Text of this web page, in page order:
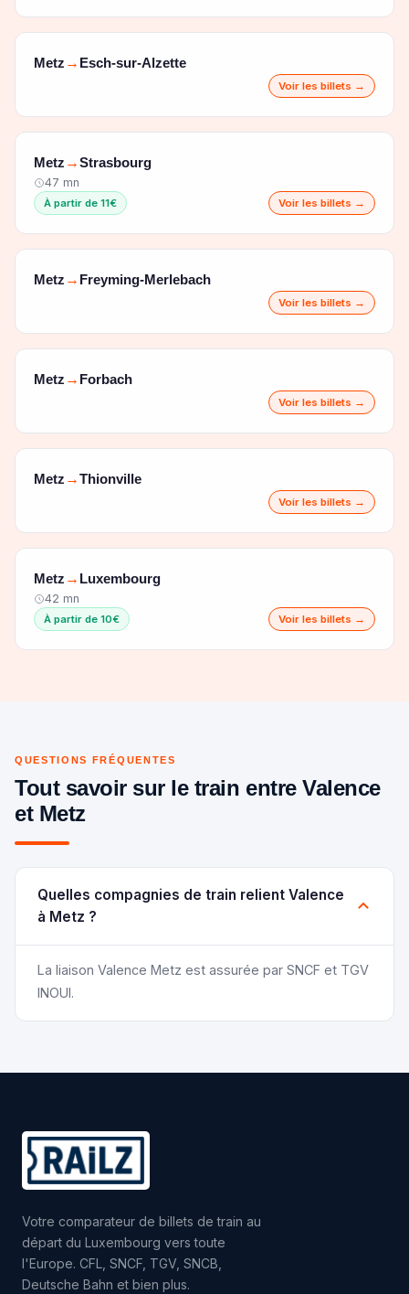
Metz → Esch-sur-Alzette
Voir les billets →
Metz →Strasbourg
47 mn
À partir de 11€ Voir les billets →
Metz → Freyming-Merlebach
Voir les billets →
Metz → Forbach
Voir les billets →
Metz →Thionville
Voir les billets →
Metz → Luxembourg
42 mn
À partir de 10€ Voir les billets →
QUESTIONS FRÉQUENTES
Tout savoir sur le train entre Valence
et Metz
Quelles compagnies de train relient Valence
à Metz ?
La liaison Valence Metz est assurée par SNCF et TGV
INOUI.
Votre comparateur de billets de train au
départ du Luxembourg vers toute
l'Europe. CFL, SNCF, TGV, SNCB,
Deutsche Bahn et bien plus.